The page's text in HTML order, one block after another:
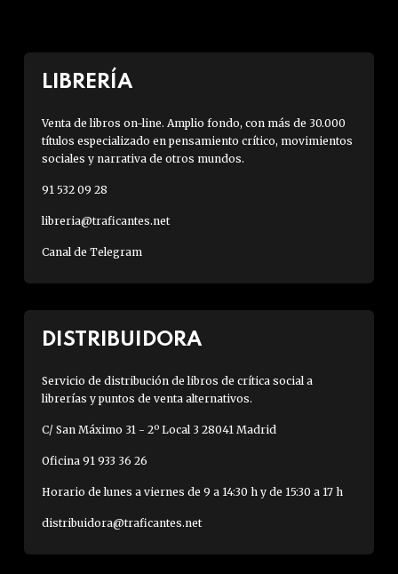
LIBRERÍA
Venta de libros on-line. Amplio fondo, con más de 30.000
títulos especializado en pensamiento crítico, movimientos
sociales y narrativa de otros mundos.
91 532 09 28
libreria@traficantes.net
Canal de Telegram
DISTRIBUIDORA
Servicio de distribución de libros de crítica social a
librerías y puntos de venta alternativos.
C/ San Máximo 31 - 2º Local 3 28041 Madrid
Oficina 91 933 36 26
Horario de lunes a viernes de 9 a 14:30 h y de 15:30 a 17 h
distribuidora@traficantes.net